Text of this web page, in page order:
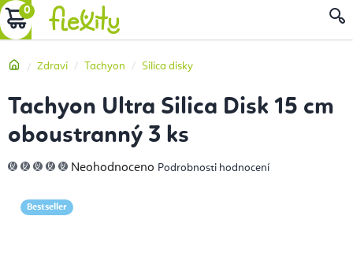
Přejít
na
NÁKUPNÍ
DomůZdraví Tachyon Silica disky
Tachyon Ultra Silica Disk 15 cm
oboustranný 3 ks
Průměrné
hodnocení
0,0
z
Neohodnoceno Podrobnosti hodnocení
Bestseller